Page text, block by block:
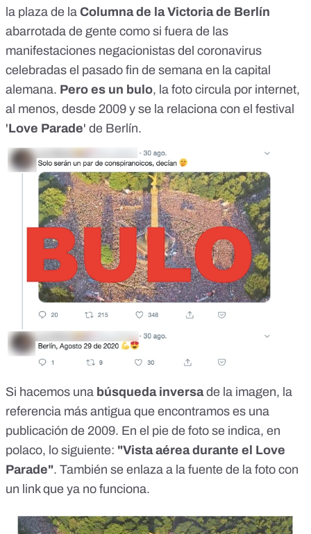
la plaza de la Columna de la Victoria de Berlín
abarrotada de gente como si fuera de las
manifestaciones negacionistas del coronavirus
celebradas el pasado fin de semana en la capital
alemana. Pero es un bulo, la foto circula por internet,
al menos, desde 2009 y se la relaciona con el festival
'Love Parade' de Berlín.
Si hacemos una búsqueda inversade la imagen, la
referencia más antigua que encontramos es una
publicación de 2009. En el pie de foto se indica, en
polaco, lo siguiente: "Vista aérea durante el Love
Parade". También se enlaza a la fuente de la foto con
un link que ya no funciona.